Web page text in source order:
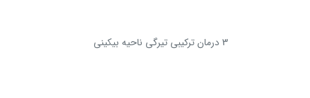
3 درمان ترکیبی تیرگی ناحیه بیکینی